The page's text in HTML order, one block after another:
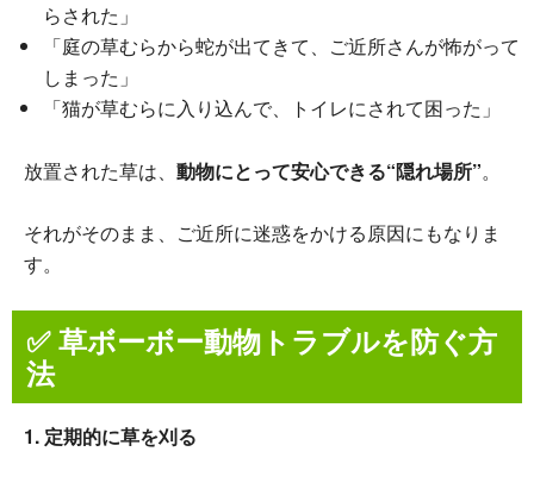
らされた」
「庭の草むらから蛇が出てきて、ご近所さんが怖がって
しまった」
「猫が草むらに入り込んで、トイレにされて困った」
放置された草は、 動物にとって安心できる“隠れ場所”。
それがそのまま、ご近所に迷惑をかける原因にもなりま
す。
✅ 草ボーボー動物トラブルを防ぐ方
法
1. 定期的に草を刈る